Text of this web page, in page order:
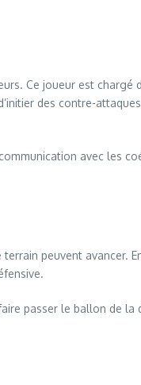
Ce joueur est chargé
des contre-
avec les
peuvent avancer.
passer le ballon de la